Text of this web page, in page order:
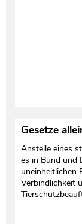
Gesetze
Anstelle eines
es in Bund und
uneinheitlichen
Verbindlichkeit